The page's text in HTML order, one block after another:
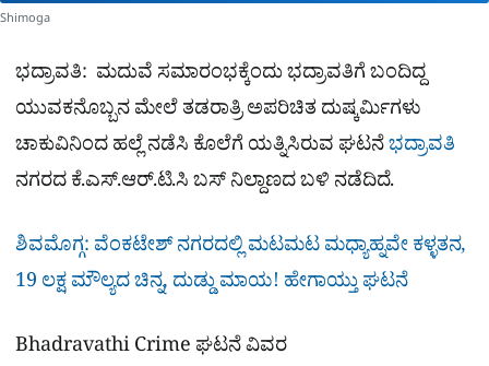
Shimoga
ಭದ್ರಾವತಿ: ಮದುವೆ ಸಮಾರಂಭಕ್ಕೆಂದು ಭದ್ರಾವತಿಗೆ ಬಂದಿದ್ದ
ಯುವಕನೊಬ್ಬನ ಮೇಲೆ ತಡರಾತ್ರಿ ಅಪರಿಚಿತ ದುಷ್ಕರ್ಮಿಗಳು
ಚಾಕುವಿನಿಂದ ಹಲ್ಲೆ ನಡೆಸಿ ಕೊಲೆಗೆ ಯತ್ನಿಸಿರುವ ಘಟನೆಭದ್ರಾವತಿ
ನಗರದ ಕೆ.ಎಸ್.ಆರ್.ಟಿ.ಸಿ ಬಸ್ ನಿಲ್ದಾಣದ ಬಳಿ ನಡೆದಿದೆ.
ಶಿವಮೊಗ್ಗ: ವೆಂಕಟೇಶ್ ನಗರದಲ್ಲಿ ಮಟಮಟ ಮಧ್ಯಾಹ್ನವೇ ಕಳ್ಳತನ,
19 ಲಕ್ಷ ಮೌಲ್ಯದ ಚಿನ್ನ, ದುಡ್ಡು ಮಾಯ! ಹೇಗಾಯ್ತು ಘಟನೆ
Bhadravathi Crime ಘಟನೆ ವಿವರ